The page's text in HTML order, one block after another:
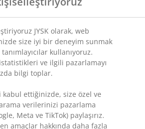
30 günlük fiyat garantisi
teslimat
textiline oturma ve sırt dayanağı
çerçeveye sahiptir.
kolay temizlenen, konforlu ve
Alüminyum,
bir malzemedir. Dayanıklı
JYSK olarak, web
size iyi bir deneyim sunmak
kullanıyoruz.
ve ilgili pazarlamayı
bilgi toplar.
kabul ettiğinizde, size özel ve
verilerinizi pazarlama
Meta ve TikTok) paylaşırız.
amaçlar hakkında daha fazla